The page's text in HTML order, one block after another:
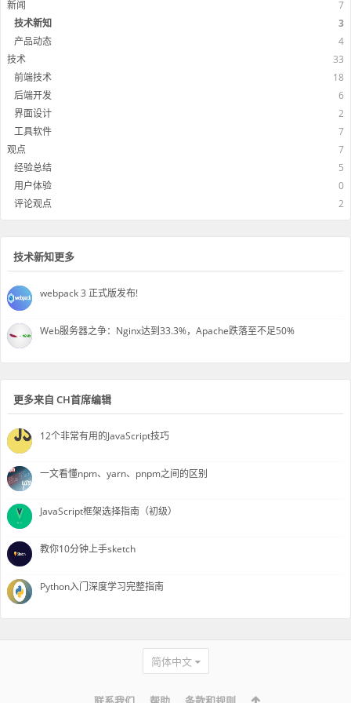
新闻
7
技术新知
3
产品动态
4
技术
33
前端技术
18
后端开发
6
界面设计
2
工具软件
7
观点
7
经验总结
5
用户体验
0
评论观点
2
技术新知更多
webpack 3 正式版发布!
Web服务器之争：Nginx达到33.3%，Apache跌落至不足50%
更多来自 CH首席编辑
12个非常有用的JavaScript技巧
一文看懂npm、yarn、pnpm之间的区别
JavaScript框架选择指南（初级）
教你10分钟上手sketch
Python入门深度学习完整指南
简体中文